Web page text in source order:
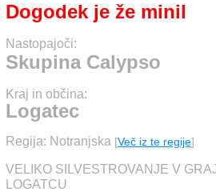
Dogodek je že minil
Nastopajoči:
Skupina Calypso
Kraj in občina:
Logatec
Regija: Notranjska [Več iz te regije]
VELIKO SILVESTROVANJE V
LOGATCU